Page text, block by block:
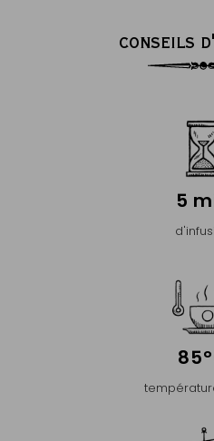
CONSEILS
5